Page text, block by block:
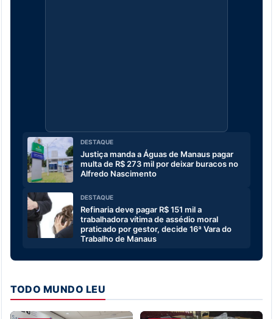
DESTAQUE
Justiça manda a Águas de Manaus pagar
multa de R$ 273 mil por deixar buracos no
Alfredo Nascimento
DESTAQUE
Refinaria deve pagar R$ 151 mil a
trabalhadora vítima de assédio moral
praticado por gestor, decide 16ª Vara do
Trabalho de Manaus
TODO MUNDO LEU